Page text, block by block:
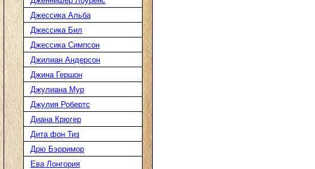
Джессика Альба
Джессика Бил
Джессика Симпсон
Джилиан Андерсон
Джина Гершон
Джулиана Мур
Джулия Робертс
Диана Крюгер
Дита фон Тиз
Дрю Бэрримор
Ева Лонгория